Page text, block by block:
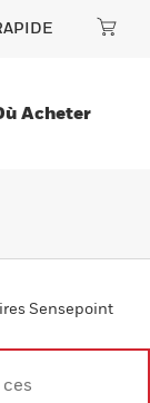
Acheter
Sensepoint